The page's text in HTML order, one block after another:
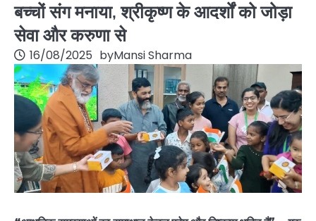
बच्चों संग मनाया, श्रीकृष्ण के आदर्शों को जोड़ा
सेवा और करुणा से
16/08/2025 byMansi Sharma